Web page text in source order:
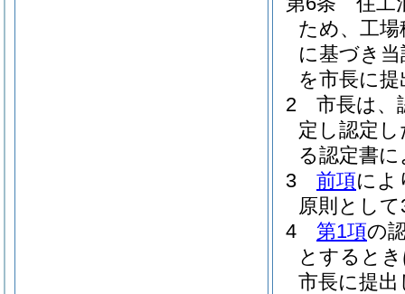
ため、工
に基づき
を市長に
2
市長は、
定し認定
る認定書
3
前項によ
原則とし
4
第1項の
とすると
市長に提